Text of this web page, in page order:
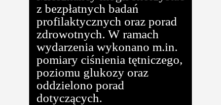
z bezpłatnych badań
profilaktycznych oraz porad
zdrowotnych. W ramach
wydarzenia wykonano m.in.
pomiary ciśnienia tętniczego,
poziomu glukozy oraz
oddzielono porad
dotyczących.